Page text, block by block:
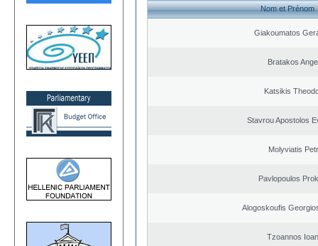
Nom et Prénom
Giakoumatos
Bratakos
Katsikis
Stavrou Apostolos
Molyviatis
Pavlopoulos
Alogoskoufis
Tzoannos